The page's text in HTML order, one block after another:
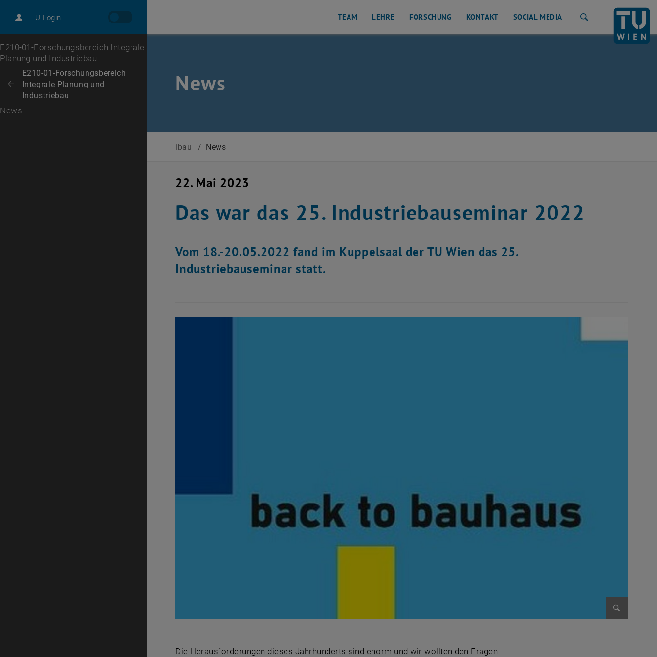
TU Login
Zur 1. Menü Ebene
E210-01-Forschungsbereich Integrale
Planung und Industriebau
Zurück: Subseiten von E210-01-Forschungsbereich Integrale Planung und Industriebau auflisten
Zurück zur letzten Ebene:
E210-01-Forschungsbereich
Integrale Planung und
Industriebau
News
TEAM LEHRE FORSCHUNG KONTAKT SOCIAL MEDIA
News
ibau / News
22. Mai 2023
Das war das 25. Industriebauseminar 2022
Vom 18.-20.05.2022 fand im Kuppelsaal der TU Wien das 25.
Industriebauseminar statt.
Die Herausforderungen dieses Jahrhunderts sind enorm und wir wollten den Fragen